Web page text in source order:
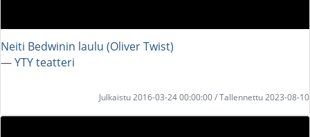
Neiti Bedwinin laulu (Oliver Twist)
― YTY teatteri
Julkaistu 2016-03-24 00:00:00 / Tallennettu 2023-08-10